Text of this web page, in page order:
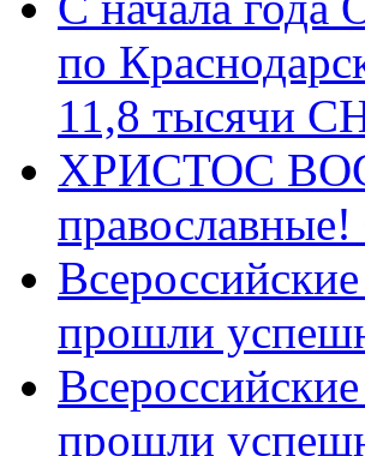
по
11,8 тысячи
ХРИСТОС
прошли
прошли